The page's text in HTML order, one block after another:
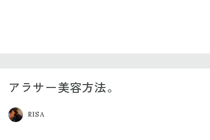
アラサー美容方法。
RISA